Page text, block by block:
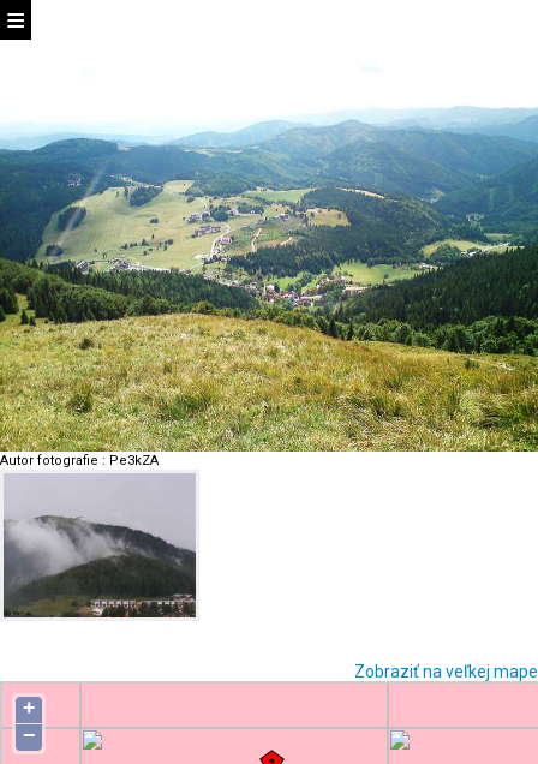
Autor fotografie : Pe3kZA
Zobraziť na veľkej mape
+
−